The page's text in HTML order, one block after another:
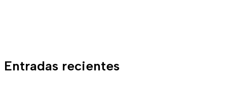
Entradas recientes